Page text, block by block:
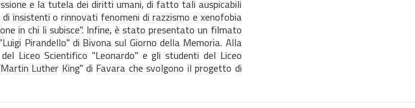
e la tutela dei diritti umani, di fatto tali auspicabili
insistenti o rinnovati fenomeni di razzismo e xenofobia
in chi li subisce". Infine, è stato presentato un filmato
Pirandello" di Bivona sul Giorno della Memoria. Alla
Liceo Scientifico "Leonardo" e gli studenti del Liceo
Luther King" di Favara che svolgono il progetto di